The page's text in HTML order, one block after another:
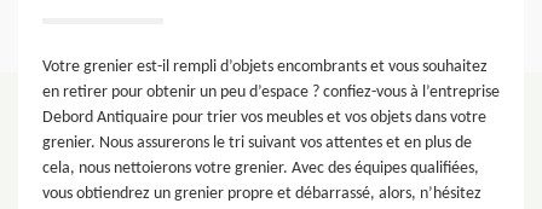
Votre grenier est-il rempli d’objets encombrants et vous souhaitez
en retirer pour obtenir un peu d’espace ? confiez-vous à l’entreprise
Debord Antiquaire pour trier vos meubles et vos objets dans votre
grenier. Nous assurerons le tri suivant vos attentes et en plus de
cela, nous nettoierons votre grenier. Avec des équipes qualifiées,
vous obtiendrez un grenier propre et débarrassé, alors, n’hésitez